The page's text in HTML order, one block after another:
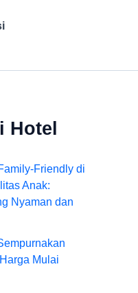
Hotel
Friendly di
Anak:
Nyaman dan
Mulai